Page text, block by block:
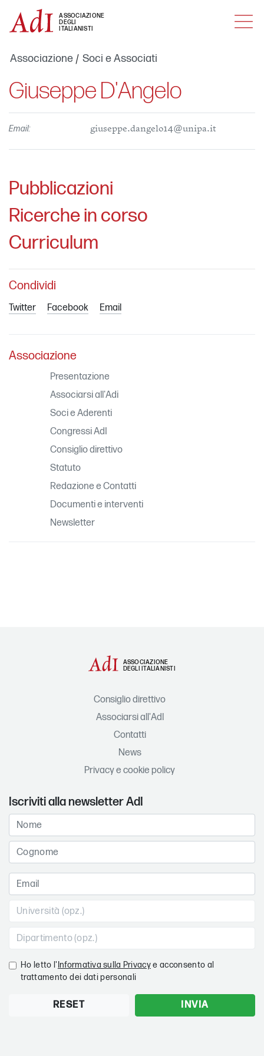
ASSOCIAZIONE
DEGLI
ITALIANISTI
MENU
Associazione Soci e Associati
Giuseppe D'Angelo
Email: giuseppe.dangelo14@unipa.it
Pubblicazioni
Ricerche in corso
Curriculum
Condividi
Twitter Facebook Email
Associazione
Presentazione
Associarsi all'Adi
Soci e Aderenti
Congressi AdI
Consiglio direttivo
Statuto
Redazione e Contatti
Documenti e interventi
Newsletter
ASSOCIAZIONE
DEGLI ITALIANISTI
Consiglio direttivo
Associarsi all'AdI
Contatti
News
Privacy e cookie policy
Iscriviti alla newsletter AdI
Ho letto l'Informativa sulla Privacye acconsento al
trattamento dei dati personali
RESET INVIA